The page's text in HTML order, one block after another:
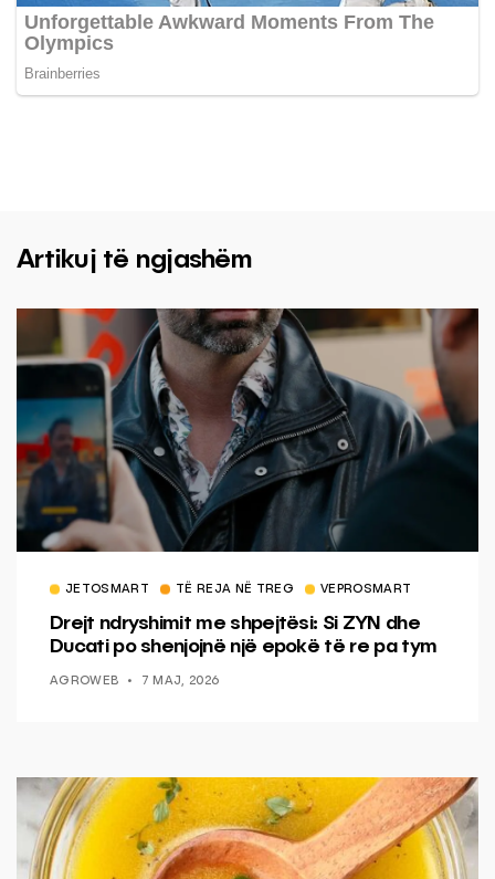
Artikuj të ngjashëm
JETOSMART TË REJA NË TREG VEPROSMART
Drejt ndryshimit me shpejtësi: Si ZYN dhe
Ducati po shenjojnë një epokë të re pa tym
AGROWEB 7 MAJ, 2026